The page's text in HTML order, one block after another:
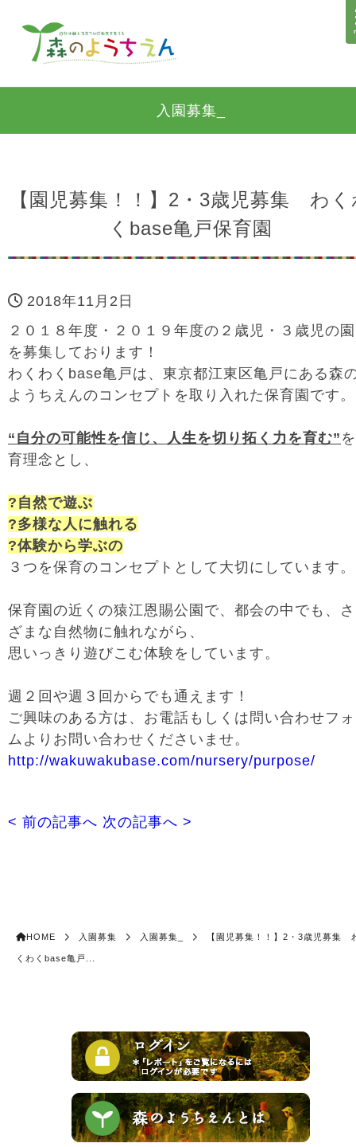
入園募集_
【園児募集！！】2・3歳児募集 わく
くbase亀戸保育園
2018年11月2日
２０１８年度・２０１９年度の２歳児・３歳児の
を募集しております！
わくわくbase亀戸は、東京都江東区亀戸にある森
ようちえんのコンセプトを取り入れた保育園です。
“自分の可能性を信じ、人生を切り拓く力を育む”
育理念とし、
?自然で遊ぶ
?多様な人に触れる
?体験から学ぶの
３つを保育のコンセプトとして大切にしています。
保育園の近くの猿江恩賜公園で、都会の中でも、
ざまな自然物に触れながら、
思いっきり遊びこむ体験をしています。
週２回や週３回からでも通えます！
ご興味のある方は、お電話もしくは問い合わせフ
ムよりお問い合わせくださいませ。
http://wakuwakubase.com/nursery/purpose/
< 前の記事へ 次の記事へ >
HOME 入園募集 入園募集_ 【園児募集！！】2・3歳児募集
くわくbase亀戸...